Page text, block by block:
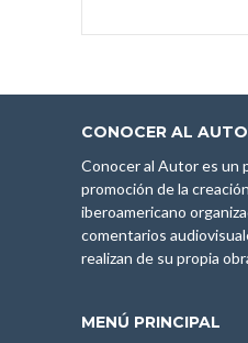
CONOCER AL
Conocer al Autor es un
promoción de la
iberoamericano
comentarios
realizan de su propia
MENÚ PRINCIPAL